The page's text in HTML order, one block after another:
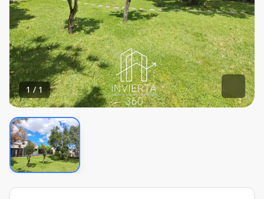
1/ 1